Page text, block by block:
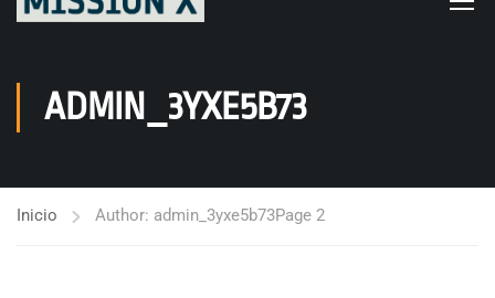
ADMIN_3YXE5B73
Inicio Author: admin_3yxe5b73Page 2